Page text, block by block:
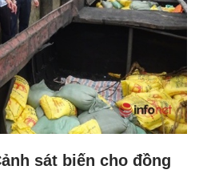
sát biến cho đồng